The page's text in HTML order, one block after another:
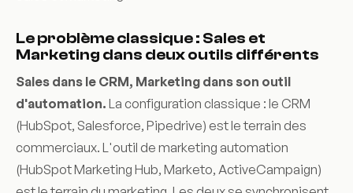
Le problème classique : Sales et
Marketing dans deux outils différents
Sales dans le CRM, Marketing dans son outil
d'automation. La configuration classique : le CRM
(HubSpot, Salesforce, Pipedrive) est le terrain des
commerciaux. L'outil de marketing automation
(HubSpot Marketing Hub, Marketo, ActiveCampaign)